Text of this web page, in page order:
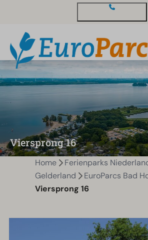
Viersprong 16
Home
Ferienparks
Gelderland
EuroParcs Bad
Viersprong 16